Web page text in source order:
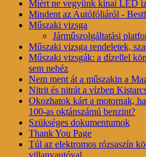
Miért ne vegyünk kínai LED
Mindent az Autófóliáról -
Műszaki vizsga
Járműszolgáltatási
Műszaki vizsga rendeletek,
Műszaki vizsgák: a dízellel
sem nehéz
Nem ment át a műszakin a
Nitrit és nitrát a vízben
Okozhatok kárt a motornak,
100-as oktánszámú benzint?
Szükséges dokumentumok
Thank You Page
Túl az elektromos rózsaszín